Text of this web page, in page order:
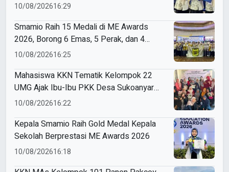
10/08/202616:29
Smamio Raih 15 Medali di ME Awards
2026, Borong 6 Emas, 5 Perak, dan 4
Perunggu
10/08/202616:25
Mahasiswa KKN Tematik Kelompok 22
UMG Ajak Ibu-Ibu PKK Desa Sukoanyar
Berkreasi dengan Ecoprint
10/08/202616:22
Kepala Smamio Raih Gold Medal Kepala
Sekolah Berprestasi ME Awards 2026
10/08/202616:18